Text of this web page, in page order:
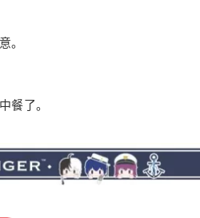
。
餐了。
怪）霍，这要是没包子，您怕
的，谁不知道您吃包子。 洛
洛：（看了看言和，笑了笑
是问问生肖。 洛：问生肖？
敢报。 言：这是为什么？ 洛
话吗。 言：瞧您说的的，我属
言：（脸拉下来了）得了，我